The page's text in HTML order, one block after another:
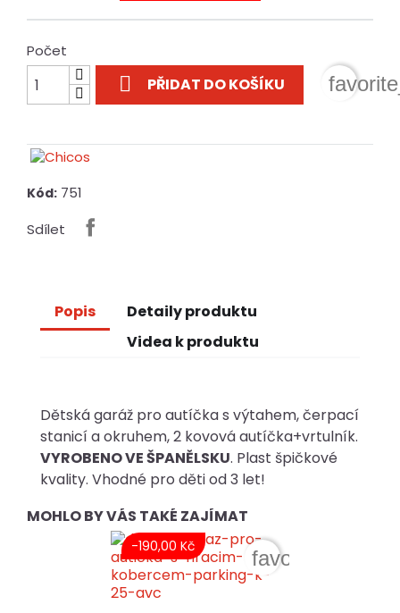
Počet
 PŘIDAT DO KOŠÍKU
Kód: 751
Sdílet
Popis
Detaily produktu
Videa k produktu
Dětská garáž pro autíčka s výtahem, čerpací
stanicí a okruhem, 2 kovová autíčka+vrtulník.
VYROBENO VE ŠPANĚLSKU. Plast špičkové
kvality. Vhodné pro děti od 3 let!
MOHLO BY VÁS TAKÉ ZAJÍMAT
-190,00 Kč
favorite_border